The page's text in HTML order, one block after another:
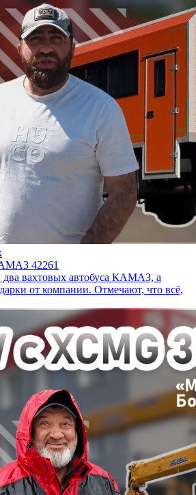
42261
вахтовых автобуса КАМАЗ, а
от компании. Отмечают, что всё,